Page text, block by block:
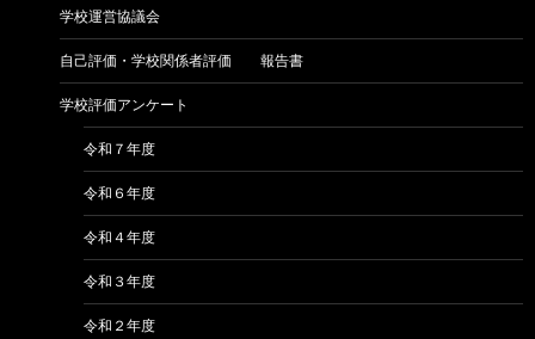
学校運営協議会
自己評価・学校関係者評価 報告書
学校評価アンケート
令和７年度
令和６年度
令和４年度
令和３年度
令和２年度